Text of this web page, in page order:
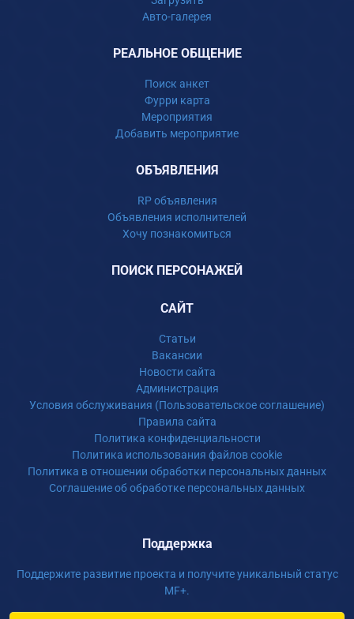
Авто-галерея
РЕАЛЬНОЕ ОБЩЕНИЕ
Поиск анкет
Фурри карта
Мероприятия
Добавить мероприятие
ОБЪЯВЛЕНИЯ
RP объявления
Объявления исполнителей
Хочу познакомиться
ПОИСК ПЕРСОНАЖЕЙ
САЙТ
Статьи
Вакансии
Новости сайта
Администрация
Условия обслуживания (Пользовательское соглашение)
Правила сайта
Политика конфиденциальности
Политика использования файлов cookie
Политика в отношении обработки персональных данных
Соглашение об обработке персональных данных
Поддержка
Поддержите развитие проекта и получите уникальный статус
MF+.